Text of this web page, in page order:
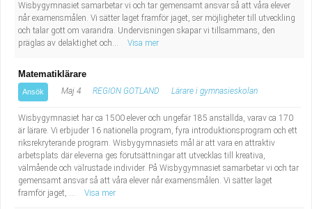
Wisbygymnasiet samarbetar vi och tar gemensamt ansvar så att våra elever
når examensmålen. Vi sätter laget framför jaget, ser möjligheter till utveckling
och talar gott om varandra. Undervisningen skapar vi tillsammans, den
präglas av delaktighet och...
Visa mer
Matematiklärare
Ansök Maj 4 REGION GOTLAND Lärare i gymnasieskolan
Wisbygymnasiet har ca 1500 elever och ungefär 185 anställda, varav ca 170
är lärare. Vi erbjuder 16 nationella program, fyra introduktionsprogram och ett
riksrekryterande program. Wisbygymnasiets mål är att vara en attraktiv
arbetsplats där eleverna ges förutsättningar att utvecklas till kreativa,
välmående och välrustade individer. På Wisbygymnasiet samarbetar vi och tar
gemensamt ansvar så att våra elever når examensmålen. Vi sätter laget
framför jaget, ...
Visa mer